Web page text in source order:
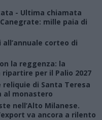
- Ultima chiamata
mille paia di
corteo di
la reggenza: la
per il Palio 2027
di Santa Teresa
al monastero
nell’Alto Milanese.
va ancora a rilento